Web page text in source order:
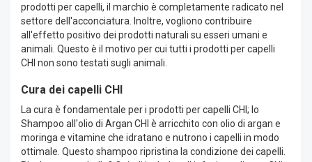
prodotti per capelli, il marchio è completamente radicato nel
settore dell'acconciatura. Inoltre, vogliono contribuire
all'effetto positivo dei prodotti naturali su esseri umani e
animali. Questo è il motivo per cui tutti i prodotti per capelli
CHI non sono testati sugli animali.
Cura dei capelli CHI
La cura è fondamentale per i prodotti per capelli CHI; lo
Shampoo all'olio di Argan CHI è arricchito con olio di argan e
moringa e vitamine che idratano e nutrono i capelli in modo
ottimale. Questo shampoo ripristina la condizione dei capelli.